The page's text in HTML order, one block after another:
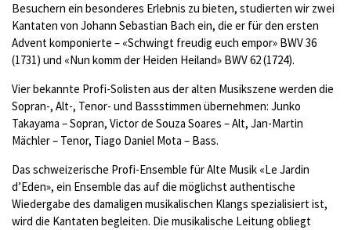
Besuchern ein besonderes Erlebnis zu bieten, studierten wir zwei
Kantaten von Johann Sebastian Bach ein, die er für den ersten
Advent komponierte – «Schwingt freudig euch empor» BWV 36
(1731) und «Nun komm der Heiden Heiland» BWV 62 (1724).
Vier bekannte Profi-Solisten aus der alten Musikszene werden die
Sopran-, Alt-, Tenor- und Bassstimmen übernehmen: Junko
Takayama – Sopran, Victor de Souza Soares – Alt, Jan-Martin
Mächler – Tenor, Tiago Daniel Mota – Bass.
Das schweizerische Profi-Ensemble für Alte Musik «Le Jardin
d’Eden», ein Ensemble das auf die möglichst authentische
Wiedergabe des damaligen musikalischen Klangs spezialisiert ist,
wird die Kantaten begleiten. Die musikalische Leitung obliegt